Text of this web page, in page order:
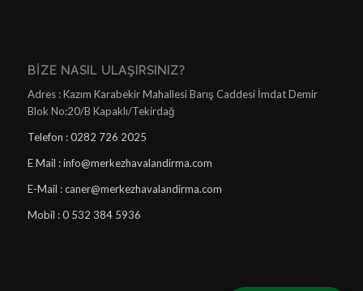
BIZE NASIL ULAŞIRSINIZ?
Adres : Kazım Karabekir Mahallesi Barış Caddesi İmdat Demir
Blok No:20/B Kapaklı/Tekirdağ
Telefon : 0282 726 2025
E Mail : info@merkezhavalandirma.com
E-Mail : caner@merkezhavalandirma.com
Mobil : 0 532 384 5936